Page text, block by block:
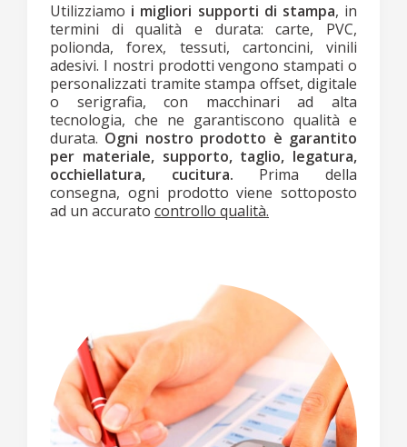
Utilizziamo i migliori supporti di stampa, in
termini di qualità e durata: carte, PVC,
polionda, forex, tessuti, cartoncini, vinili
adesivi. I nostri prodotti vengono stampati o
personalizzati tramite stampa offset, digitale
o serigrafia, con macchinari ad alta
tecnologia, che ne garantiscono qualità e
durata. Ogni nostro prodotto è garantito
per materiale, supporto, taglio, legatura,
occhiellatura, cucitura. Prima della
consegna, ogni prodotto viene sottoposto
ad un accurato controllo qualità.